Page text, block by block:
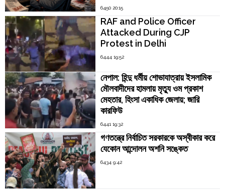
6450 20:15
RAF and Police Officer
Attacked During CJP
Protest in Delhi
6444 19:52
নেপাল: হিন্দু ধর্মীয় শোভাযাত্রায় ইসলামিক
মৌলবাদীদের হামলায় মৃত্যু ওম প্রকাশ
মেহতার, হিংসা একাধিক জেলায়; জারি
কারফিউ
6441 19:32
গণতন্ত্রে নির্বাচিত সরকারকে অস্বীকার করে
যেকোন আন্দোলন অশনি সঙ্কেত
6434 9:42